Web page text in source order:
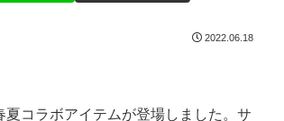
2022.06.18
コラボアイテムが登場しました。サ